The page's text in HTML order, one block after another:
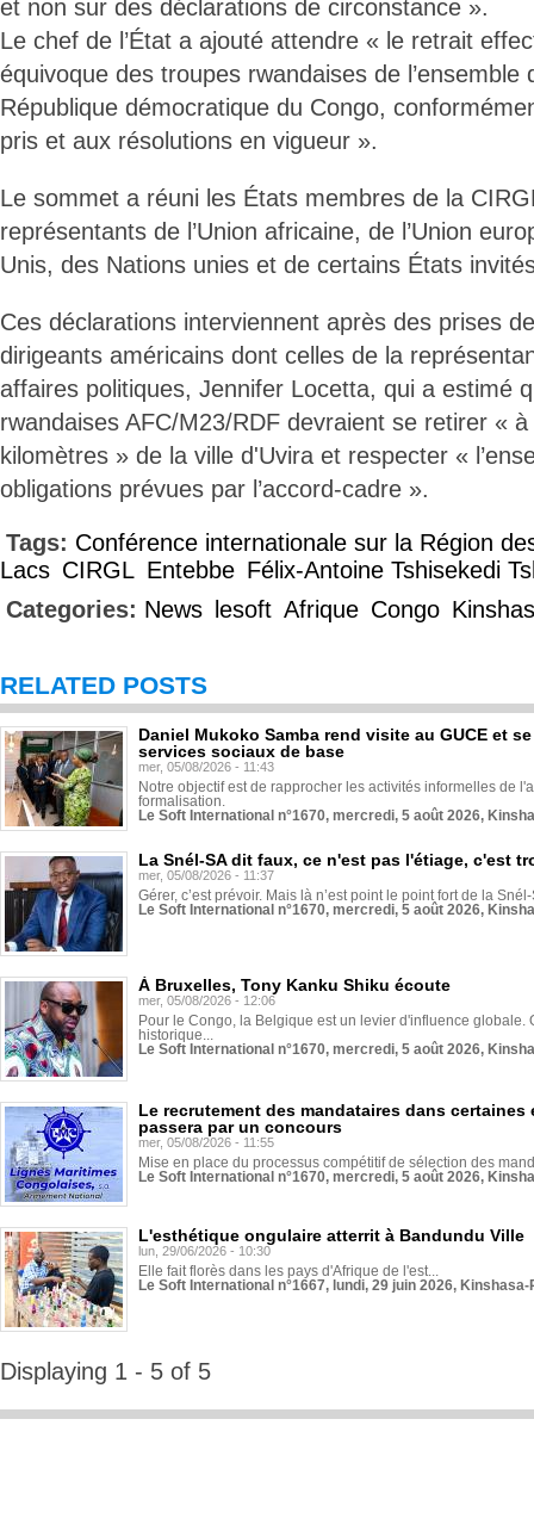
et non sur des déclarations de circonstance ».
Le chef de l’État a ajouté attendre « le retrait
équivoque des troupes rwandaises de l’ensemble
République démocratique du Congo,
pris et aux résolutions en vigueur ».
Le sommet a réuni les États membres de la
représentants de l’Union africaine, de l’Union
Unis, des Nations unies et de certains États
Ces déclarations interviennent après des prises
dirigeants américains dont celles de la
affaires politiques, Jennifer Locetta, qui a estimé
rwandaises AFC/M23/RDF devraient se retirer «
kilomètres » de la ville d'Uvira et respecter «
obligations prévues par l’accord-cadre ».
Tags: Conférence internationale sur la Région
Lacs CIRGL Entebbe Félix-Antoine Tshisekedi
Categories: News lesoft Afrique Congo
RELATED POSTS
Daniel Mukoko Samba rend visite au GUCE et
services sociaux de base
mer, 05/08/2026 - 11:43
Notre objectif est de rapprocher les activités informelles de
formalisation.
Le Soft International n°1670, mercredi, 5 août 2026,
La Snél-SA dit faux, ce n'est pas l'étiage, c'est
mer, 05/08/2026 - 11:37
Gérer, c’est prévoir. Mais là n’est point le point fort de la
Le Soft International n°1670, mercredi, 5 août 2026,
À Bruxelles, Tony Kanku Shiku écoute
mer, 05/08/2026 - 12:06
Pour le Congo, la Belgique est un levier d'influence globale.
historique...
Le Soft International n°1670, mercredi, 5 août 2026,
Le recrutement des mandataires dans
passera par un concours
mer, 05/08/2026 - 11:55
Mise en place du processus compétitif de sélection des
Le Soft International n°1670, mercredi, 5 août 2026,
L'esthétique ongulaire atterrit à Bandundu Ville
lun, 29/06/2026 - 10:30
Elle fait florès dans les pays d'Afrique de l'est...
Le Soft International n°1667, lundi, 29 juin 2026,
Displaying 1 - 5 of 5